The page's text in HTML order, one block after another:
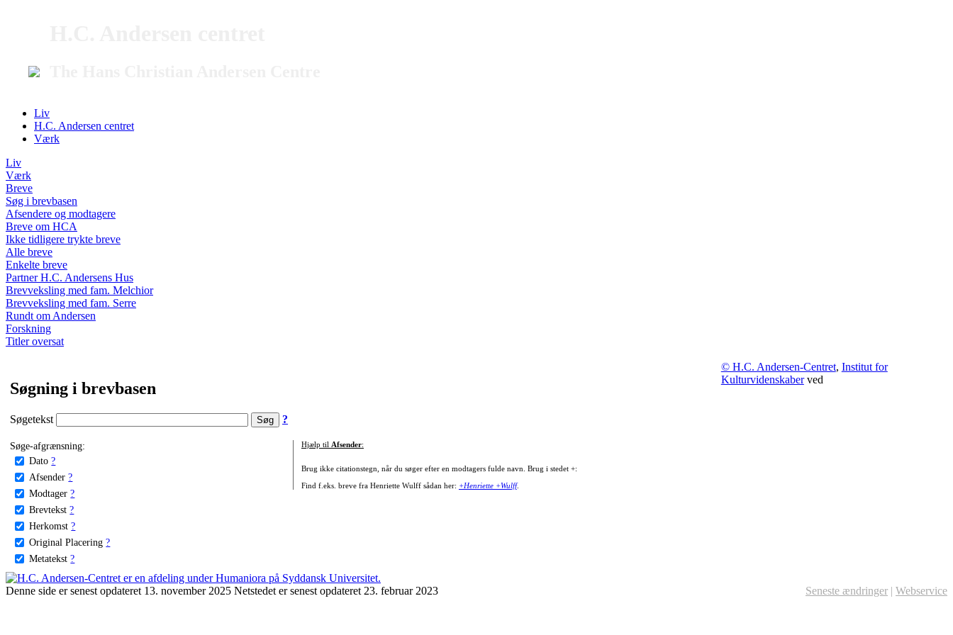
Liv
H.C. Andersen centret
Værk
Liv
Værk
Breve
Søg i brevbasen
Afsendere og modtagere
Breve om HCA
Ikke tidligere trykte breve
Alle breve
Enkelte breve
Partner H.C. Andersens Hus
Brevveksling med fam. Melchior
Brevveksling med fam. Serre
Rundt om Andersen
Forskning
Titler oversat
Søgning i brevbasen
Søgetekst ?
Søge-afgrænsning:
Dato ?
Afsender ?
Modtager ?
Brevtekst ?
Herkomst ?
Original Placering ?
Metatekst ?
Hjælp til Afsender:
Brug ikke citationstegn, når du søger efter en modtagers fulde navn. Brug i stedet +:
Find f.eks. breve fra Henriette Wulff sådan her: +Henriette +Wulff.
© H.C. Andersen-Centret, Institut for
Kulturvidenskaberved
Denne side er senest opdateret 13. november 2025 Netstedet er senest opdateret 23. februar 2023 Seneste ændringer | Webservice